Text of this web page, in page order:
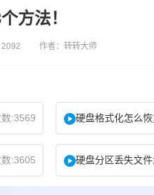
方法！
作者：转转大师
:3569
:3605 硬盘分区丢失文